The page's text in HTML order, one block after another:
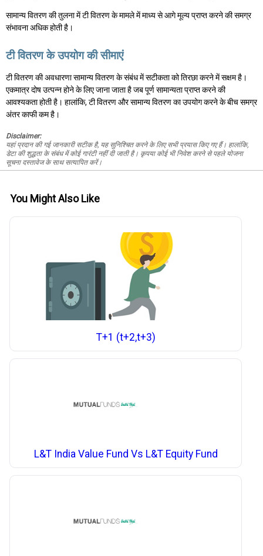
सामान्य वितरण की तुलना में टी वितरण के मामले में माध्य से आगे मूल्य प्राप्त करने की समग्र
संभावना अधिक होती है।
टी वितरण के उपयोग की सीमाएं
टी वितरण की अवधारणा सामान्य वितरण के संबंध में सटीकता को तिरछा करने में सक्षम है।
एकमात्र दोष उत्पन्न होने के लिए जाना जाता है जब पूर्ण सामान्यता प्राप्त करने की
आवश्यकता होती है। हालांकि, टी वितरण और सामान्य वितरण का उपयोग करने के बीच समग्र
अंतर काफी कम है।
Disclaimer:
यहां प्रदान की गई जानकारी सटीक है, यह सुनिश्चित करने के लिए सभी प्रयास किए गए हैं। हालांकि,
डेटा की शुद्धता के संबंध में कोई गारंटी नहीं दी जाती है। कृपया कोई भी निवेश करने से पहले योजना
सूचना दस्तावेज के साथ सत्यापित करें।
You Might Also Like
T+1 (t+2,t+3)
L&T India Value Fund Vs L&T Equity Fund